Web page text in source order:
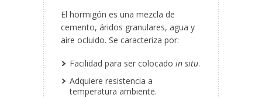
El hormigón es una mezcla de
cemento, áridos granulares, agua y
aire ocluido. Se caracteriza por:
Facilidad para ser colocado in situ.
Adquiere resistencia a
temperatura ambiente.